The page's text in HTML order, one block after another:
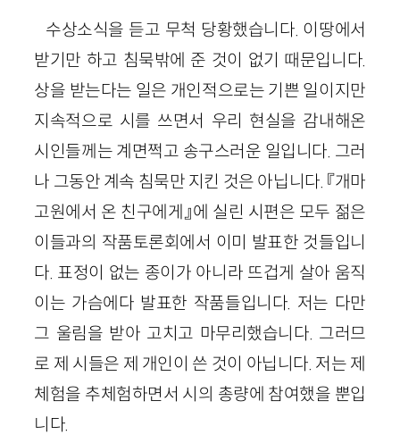
수상소식을 듣고 무척 당황했습니다. 이땅에서
받기만 하고 침묵밖에 준 것이 없기 때문입니다.
상을 받는다는 일은 개인적으로는 기쁜 일이지만
지속적으로 시를 쓰면서 우리 현실을 감내해온
시인들께는 계면쩍고 송구스러운 일입니다. 그러
나 그동안 계속 침묵만 지킨 것은 아닙니다. 『개마
고원에서 온 친구에게』에 실린 시편은 모두 젊은
이들과의 작품토론회에서 이미 발표한 것들입니
다. 표정이 없는 종이가 아니라 뜨겁게 살아 움직
이는 가슴에다 발표한 작품들입니다. 저는 다만
그 울림을 받아 고치고 마무리했습니다. 그러므
로 제 시들은 제 개인이 쓴 것이 아닙니다. 저는 제
체험을 추체험하면서 시의 총량에 참여했을 뿐입
니다.